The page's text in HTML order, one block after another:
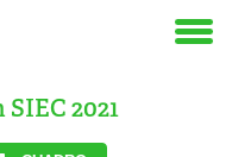
2021